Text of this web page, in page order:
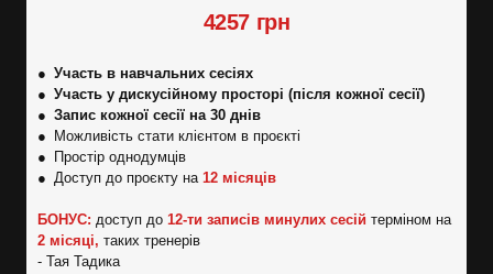
4257 грн
● Участь в навчальних сесіях
● Участь у дискусійному просторі (після кожної сесії)
● Запис кожної сесії на 30 днів
● Можливість стати клієнтом в проєкті
● Простір однодумців
● Доступ до проєкту на 12 місяців
БОНУС: доступ до 12-ти записів минулих сесій терміном на
2 місяці, таких тренерів
- Тая Тадика